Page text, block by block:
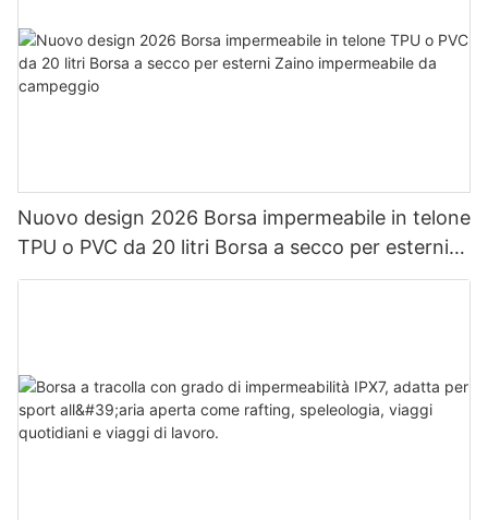
Nuovo design 2026 Borsa impermeabile in telone
TPU o PVC da 20 litri Borsa a secco per esterni
Zaino impermeabile da campeggio